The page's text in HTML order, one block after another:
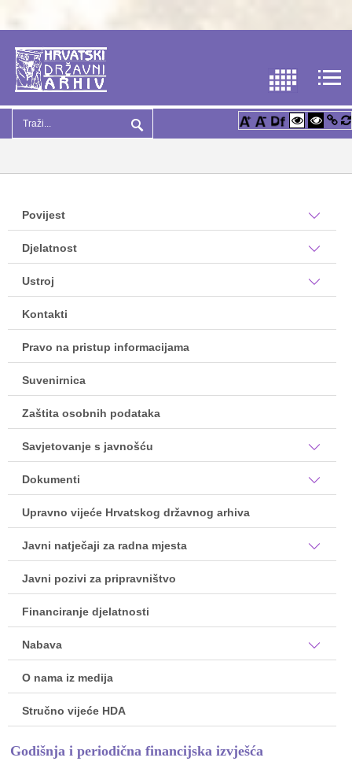
Povijest
Djelatnost
Ustroj
Kontakti
Pravo na pristup informacijama
Suvenirnica
Zaštita osobnih podataka
Savjetovanje s javnošću
Dokumenti
Upravno vijeće Hrvatskog državnog arhiva
Javni natječaji za radna mjesta
Javni pozivi za pripravništvo
Financiranje djelatnosti
Nabava
O nama iz medija
Stručno vijeće HDA
Godišnja i periodična financijska izvješća